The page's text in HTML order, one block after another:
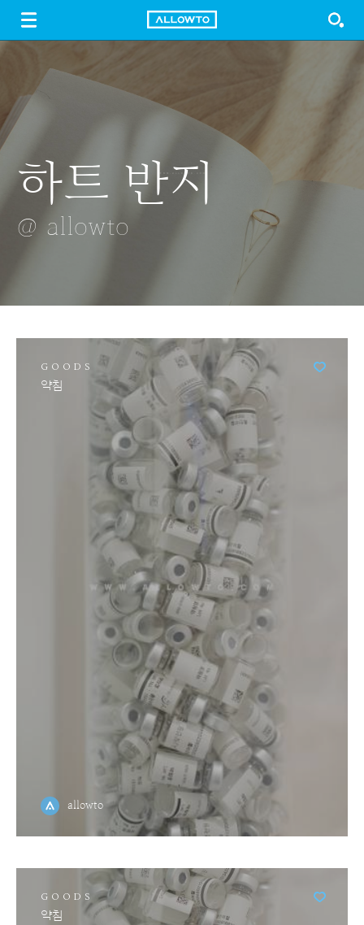
FREE DOWNLOAD
하트 반지
@ allowto
롯데월드타워
불꽃쇼
샤워기
@ allowto
남한강 상류
한가운데에
3개의 기암
서울의 밤
@ allowto
GOODS
약침
allowto
GOODS
약침